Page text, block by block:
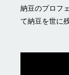
納豆のプロフ
て納豆を世に